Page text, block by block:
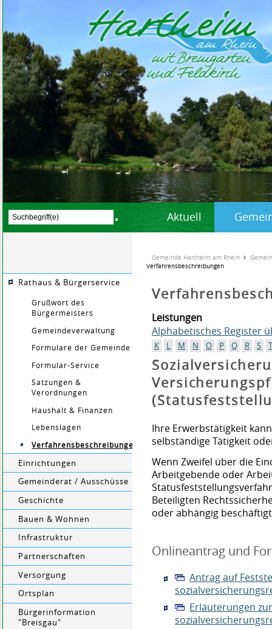
Aktuell
Rathaus & Bürgerservice
Grußwort des
Bürgermeisters
Gemeindeverwaltung
Formulare der Gemeinde
Formular-Service
Satzungen &
Verordnungen
Haushalt & Finanzen
Lebenslagen
Verfahrensbeschreibungen
Einrichtungen
Gemeinderat / Ausschüsse
Geschichte
Bauen & Wohnen
Infrastruktur
Partnerschaften
Versorgung
Ortsplan
Bürgerinformation
"Breisgau"
Gemeinde Hartheim am Rhein
Verfahrensbeschreibungen
Leistungen
Alphabetisches Register
K L M N O P Q R S
Ihre Erwerbstätigkeit
selbständige Tätigkeit
Wenn Zweifel über die
Arbeitgebende oder
Beteiligten
oder abhängig
Onlineantrag und
Antrag auf
Erläuterungen